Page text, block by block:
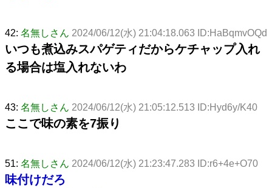
42: 名無しさん 2024/06/12(水) 21:04:18.063 ID:HaBqmvOQd
いつも煮込みスパゲティだからケチャップ入れ
る場合は塩入れないわ
43: 名無しさん 2024/06/12(水) 21:05:12.513 ID:Hyd6y/K40
ここで味の素を7振り
51: 名無しさん 2024/06/12(水) 21:23:47.283 ID:r6+4e+O70
味付けだろ